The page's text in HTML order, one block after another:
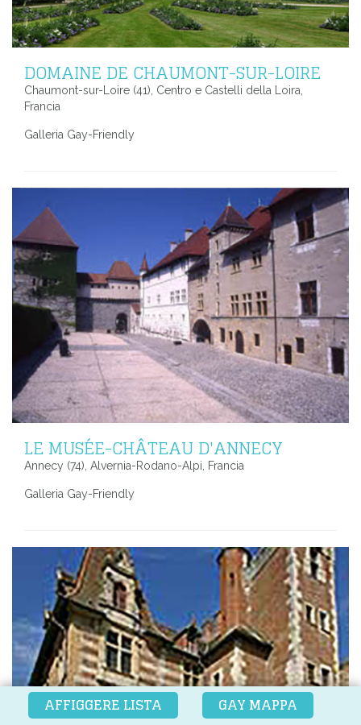
DOMAINE DE CHAUMONT-SUR-LOIRE
Chaumont-sur-Loire (41), Centro e Castelli della Loira,
Francia
Galleria Gay-Friendly
LE MUSÉE-CHÂTEAU D'ANNECY
Annecy (74), Alvernia-Rodano-Alpi, Francia
Galleria Gay-Friendly
AFFIGGERE LISTA GAY MAPPA